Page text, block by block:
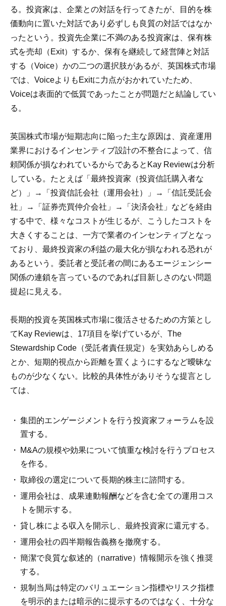
る。投資家は、企業との対話を行ってきたが、目的を株
価動向に置いた対話であり必ずしも良質の対話ではなか
ったという。投資先企業に不満のある投資家は、保有株
式を売却（Exit）するか、保有を継続して経営陣と対話
する（Voice）かの二つの選択肢があるが、英国株式市場
では、VoiceよりもExitに力点がおかれていたため、
Voiceは表面的で低質であったことが問題だと結論してい
る。
英国株式市場が短期志向に陥った主な原因は、資産運用
業界におけるインセンティブ設計の不整合によって、信
頼関係が損なわれているからであるとKay Reviewは分析
している。たとえば「最終投資家（投資信託購入者な
ど）」→「投資信託会社（運用会社）」→「信託受託会
社」→「証券売買仲介会社」→「決済会社」などを経由
する中で、様々なコストが生じるが、こうしたコストを
大きくすることは、一方で業者のインセンティブとなっ
ており、最終投資家の利益の最大化が損なわれる恐れが
あるという。委託者と受託者の間にあるエージェンシー
関係の連鎖を言っているのであれば目新しさのない問題
提起に見える。
長期的投資を英国株式市場に復活させるための方策とし
てKay Reviewは、17項目を挙げているが、The
Stewardship Code（受託者責任規定）を実効あらしめる
とか、短期的視点から距離を置くようにするなど曖昧な
ものが少なくない。比較的具体性がありそうな提言とし
ては、
集団的エンゲージメントを行う投資家フォーラムを設
置する。
M&Aの規模や効果について慎重な検討を行うプロセス
を作る。
取締役の選定について長期的株主に諮問する。
運用会社は、成果連動報酬などを含む全ての運用コス
トを開示する。
貸し株による収入を開示し、最終投資家に還元する。
運用会社の四半期報告義務を撤廃する。
簡潔で良質な叙述的（narrative）情報開示を強く推奨
する。
規制当局は特定のバリュエーション指標やリスク指標
を明示的または暗示的に提示するのではなく、十分な